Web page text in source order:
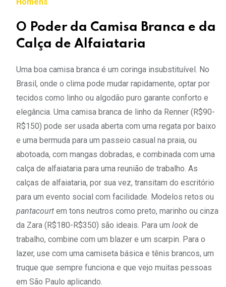
O Poder da Camisa Branca e da
Calça de Alfaiataria
Uma boa camisa branca é um coringa insubstituível. No
Brasil, onde o clima pode mudar rapidamente, optar por
tecidos como linho ou algodão puro garante conforto e
elegância. Uma camisa branca de linho da Renner (R$90-
R$150) pode ser usada aberta com uma regata por baixo
e uma bermuda para um passeio casual na praia, ou
abotoada, com mangas dobradas, e combinada com uma
calça de alfaiataria para uma reunião de trabalho. As
calças de alfaiataria, por sua vez, transitam do escritório
para um evento social com facilidade. Modelos retos ou
pantacourt em tons neutros como preto, marinho ou cinza
da Zara (R$180-R$350) são ideais. Para um look de
trabalho, combine com um blazer e um scarpin. Para o
lazer, use com uma camiseta básica e tênis brancos, um
truque que sempre funciona e que vejo muitas pessoas
em São Paulo aplicando.